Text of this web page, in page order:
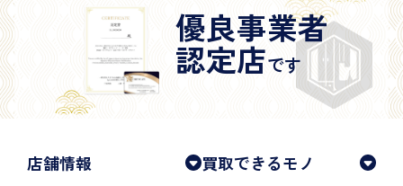
優良事業者
認定店です
店舗情報 買取できるモノ